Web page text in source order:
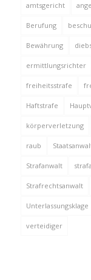
amtsgericht
Berufung
Bewährung
ermittlungsrichter
freiheitsstrafe
Haftstrafe
körperverletzung
raub
Strafanwalt
Strafrechtsanwalt
Unterlassungsklage
verteidiger